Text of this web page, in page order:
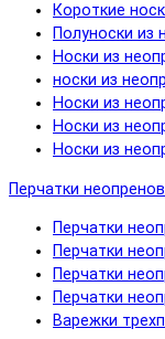
Короткие
Полуноски из
Носки из
носки из
Носки из
Носки из
Носки из
Перчатки
Перчатки
Перчатки
Перчатки
Перчатки
Варежки